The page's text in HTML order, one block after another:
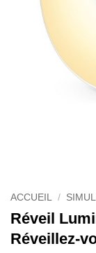
ACCUEIL /
Réveil
Réveillez-